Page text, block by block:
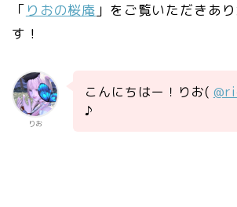
「 りおの桜庵 」をご覧いただきあ
す！
りお
こんにちはー！りお(
♪